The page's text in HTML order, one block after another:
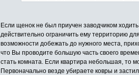
Если щенок не был приучен заводчиком
действительно ограничить ему территорию
возможности добежать до нужного места,
что Вы проводите большую часть своего
стать комната. Если квартира небольшая, то
Первоначально везде убираете ковры и